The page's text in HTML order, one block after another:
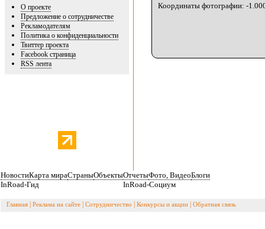
О проекте
Предложение о сотрудничестве
Рекламодателям
Политика о конфиденциальности
Твиттер проекта
Facebook страница
RSS лента
Координаты фотографии: -
НовостиКарта мираСтраныОбъектыОтчетыФото, ВидеоБлоги
InRoad-Гид
InRoad-Социум
Главная Реклама на сайте Сотрудничество Конкурсы и акции Обратная связь